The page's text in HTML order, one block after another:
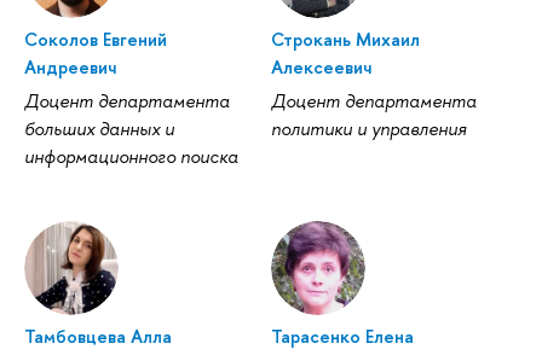
Соколов Евгений
Андреевич
Доцент департамента
больших данных и
информационного поиска
Строкань Михаил
Алексеевич
Доцент департамента
политики и управления
Тамбовцева Алла
Тарасенко Елена